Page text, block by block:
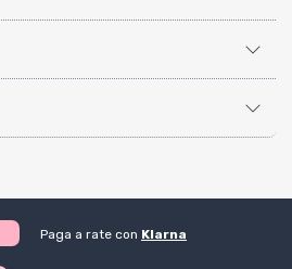
Paga a rate con Klarna